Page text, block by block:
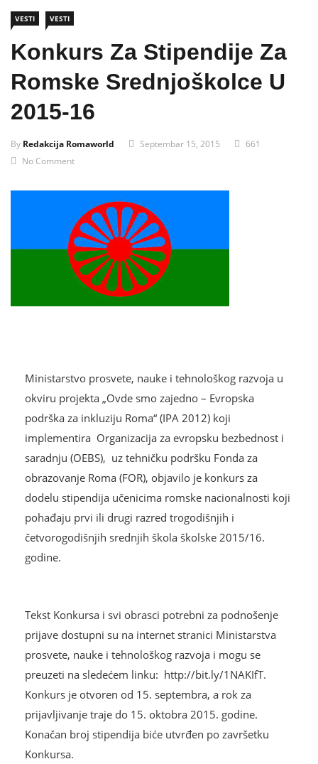
VESTI VESTI
Konkurs Za Stipendije Za
Romske Srednjoškolce U
2015-16
By Redakcija Romaworld Septembar 15, 2015
661
No Comment
Ministarstvo prosvete, nauke i tehnološkog razvoja u
okviru projekta „Ovde smo zajedno – Evropska
podrška za inkluziju Roma“ (IPA 2012) koji
implementira Organizacija za evropsku bezbednost i
saradnju (OEBS), uz tehničku podršku Fonda za
obrazovanje Roma (FOR), objavilo je konkurs za
dodelu stipendija učenicima romske nacionalnosti koji
pohađaju prvi ili drugi razred trogodišnjih i
četvorogodišnjih srednjih škola školske 2015/16.
godine.
Tekst Konkursa i svi obrasci potrebni za podnošenje
prijave dostupni su na internet stranici Ministarstva
prosvete, nauke i tehnološkog razvoja i mogu se
preuzeti na sledećem linku: http://bit.ly/1NAKIfT.
Konkurs je otvoren od 15. septembra, a rok za
prijavljivanje traje do 15. oktobra 2015. godine.
Konačan broj stipendija biće utvrđen po završetku
Konkursa.